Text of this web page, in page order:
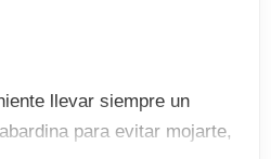
llevar siempre un
para evitar mojarte,